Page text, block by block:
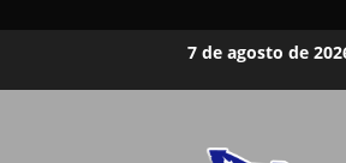
7 de agosto de